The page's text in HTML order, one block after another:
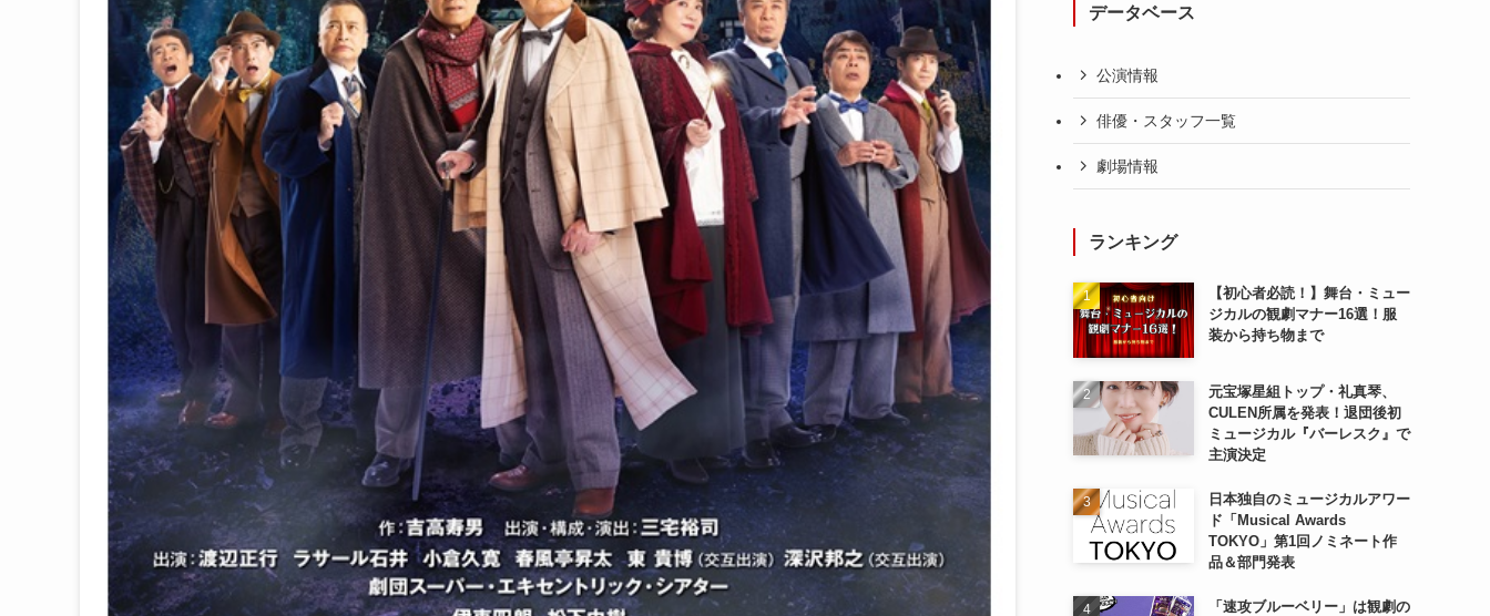
データベース
公演情報
俳優・スタッフ一覧
劇場情報
ランキング
【初心者必読！】舞台・ミュー
ジカルの観劇マナー16選！服
装から持ち物まで
元宝塚星組トップ・礼真琴、
CULEN所属を発表！退団後初
ミュージカル『バーレスク』で
主演決定
日本独自のミュージカルアワー
ド「Musical Awards
TOKYO」第1回ノミネート作
品＆部門発表
「速攻ブルーベリー」は観劇の